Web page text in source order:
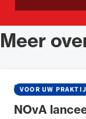
Meer
NOvA
VOOR UW
NIEUWS•16